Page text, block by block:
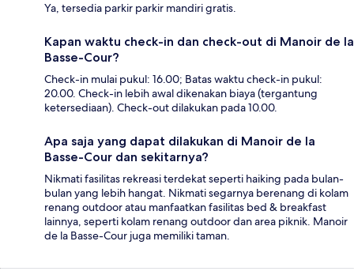
Ya, tersedia parkir parkir mandiri gratis.
Kapan waktu check-in dan check-out di Manoir de la
Basse-Cour?
Check-in mulai pukul: 16.00; Batas waktu check-in pukul:
20.00. Check-in lebih awal dikenakan biaya (tergantung
ketersediaan). Check-out dilakukan pada 10.00.
Apa saja yang dapat dilakukan di Manoir de la
Basse-Cour dan sekitarnya?
Nikmati fasilitas rekreasi terdekat seperti haiking pada bulan-
bulan yang lebih hangat. Nikmati segarnya berenang di kolam
renang outdoor atau manfaatkan fasilitas bed & breakfast
lainnya, seperti kolam renang outdoor dan area piknik. Manoir
de la Basse-Cour juga memiliki taman.